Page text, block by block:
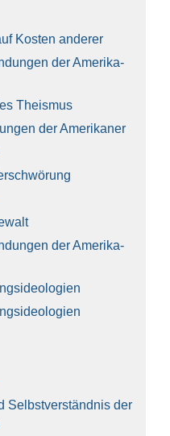
Kos­ten ande­rer
der Ame­ri­ka­
The­is­mus
der Ame­ri­ka­ner
der Ame­ri­ka­
Selbst­ver­ständ­nis der